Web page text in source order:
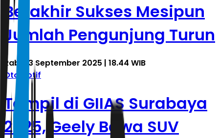
Berakhir Sukses Mesipun
Jumlah Pengunjung Turun
Rabu, 3 September 2025 | 18.44 WIB
Otomotif
Tampil di GIIAS Surabaya
2025, Geely Bawa SUV